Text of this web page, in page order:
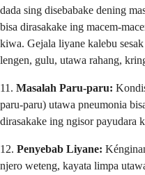
dada sing disebabake dening
bisa dirasakake ing macem-
kiwa. Gejala liyane kalebu
lengen, gulu, utawa rahang,
11. Masalah Paru-paru:
paru-paru) utawa pneumonia
dirasakake ing ngisor payudara
12. Penyebab Liyane:
njero weteng, kayata limpa